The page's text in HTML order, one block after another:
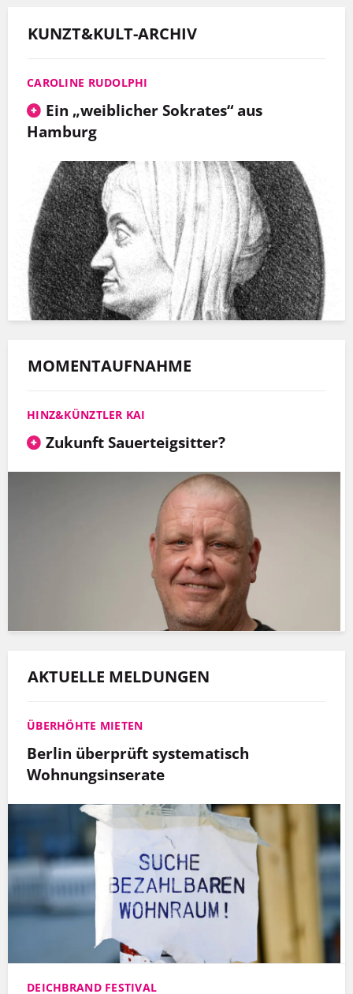
KUNZT&KULT-ARCHIV
CAROLINE RUDOLPHI
Ein „weiblicher Sokrates“ aus
Hamburg
MOMENTAUFNAHME
HINZ&KÜNZTLER KAI
Zukunft Sauerteigsitter?
AKTUELLE MELDUNGEN
ÜBERHÖHTE MIETEN
Berlin überprüft systematisch
Wohnungsinserate
DEICHBRAND FESTIVAL